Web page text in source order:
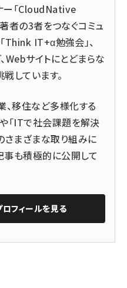
ー「CloudNative
者の3者をつなぐコミュ
Think IT+α勉強会」、
サイトにとどまらな
しています。
、移住など多様化する
や「ITで社会課題を解決
さまざまな取り組みに
事も積極的に公開して
ロフィールを見る